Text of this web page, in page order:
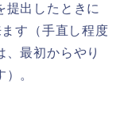
提出したときに
す（手直し程度
最初からやり
。